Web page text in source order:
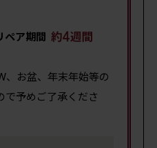
ペア期間
、お盆、年末年始等の
で予めご了承くださ